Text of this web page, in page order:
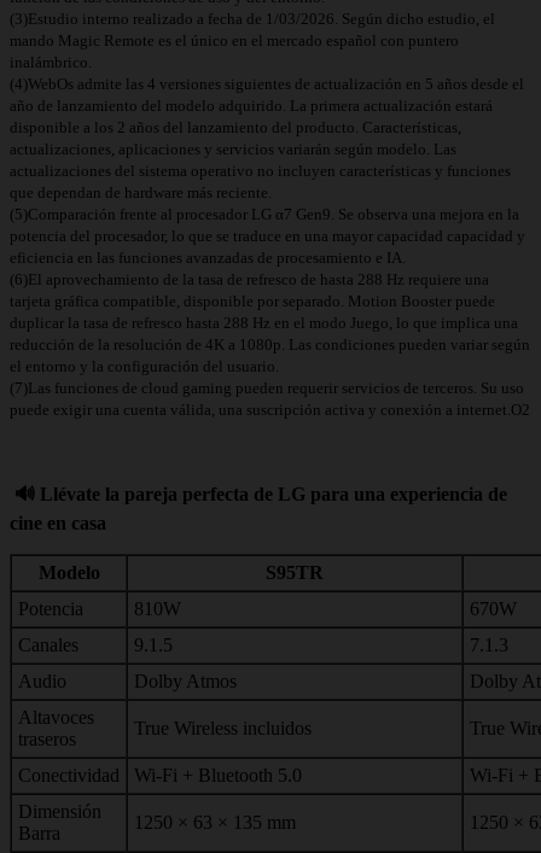
(3)Estudio interno realizado a fecha de 1/03/2026. Según dicho estudio, el
mando Magic Remote es el único en el mercado español con puntero
inalámbrico.
(4)WebOs admite las 4 versiones siguientes de actualización en 5 años desde el
año de lanzamiento del modelo adquirido. La primera actualización estará
disponible a los 2 años del lanzamiento del producto. Características,
actualizaciones, aplicaciones y servicios variarán según modelo. Las
actualizaciones del sistema operativo no incluyen características y funciones
que dependan de hardware más reciente.
(5)Comparación frente al procesador LG α7 Gen9. Se observa una mejora en la
potencia del procesador, lo que se traduce en una mayor capacidad capacidad y
eficiencia en las funciones avanzadas de procesamiento e IA.
(6)El aprovechamiento de la tasa de refresco de hasta 288 Hz requiere una
tarjeta gráfica compatible, disponible por separado. Motion Booster puede
duplicar la tasa de refresco hasta 288 Hz en el modo Juego, lo que implica una
reducción de la resolución de 4K a 1080p. Las condiciones pueden variar según
el entorno y la configuración del usuario.
(7)Las funciones de cloud gaming pueden requerir servicios de terceros. Su uso
puede exigir una cuenta válida, una suscripción activa y conexión a internet.O2
🔊 Llévate la pareja perfecta de LG para una experiencia de
cine en casa
Modelo
S95TR
Potencia
810W
670W
Canales
9.1.5
7.1.3
Audio
Dolby Atmos
Dolby
Altavoces
traseros
True Wireless incluidos True
Conectividad Wi-Fi + Bluetooth 5.0
Wi-Fi +
Dimensión
Barra
1250 × 63 × 135 mm 1250 ×